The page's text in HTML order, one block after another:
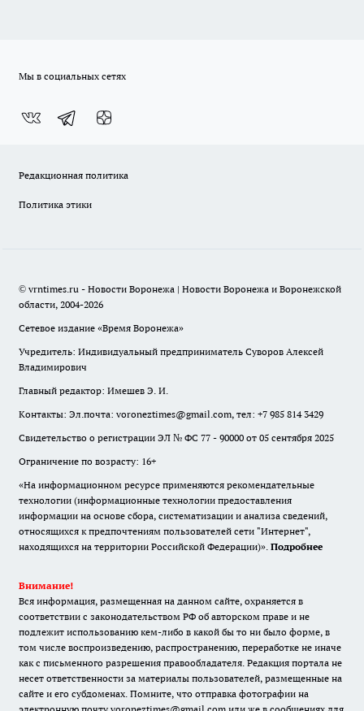
Мы в социальных сетях
Редакционная политика
Политика этики
© vrntimes.ru - Новости Воронежа | Новости Воронежа и Воронежской
области, 2004-2026
Сетевое издание «Время Воронежа»
Учредитель: Индивидуальный предприниматель Суворов Алексей
Владимирович
Главный редактор: Имешев Э. И.
Контакты: Эл.почта: voroneztimes@gmail.com, тел: +7 985 814 3429
Свидетельство о регистрации ЭЛ № ФС 77 - 90000 от 05 сентября 2025
Ограничение по возрасту: 16+
«На информационном ресурсе применяются рекомендательные
технологии (информационные технологии предоставления
информации на основе сбора, систематизации и анализа сведений,
относящихся к предпочтениям пользователей сети "Интернет",
находящихся на территории Российской Федерации)». Подробнее
Внимание!
Вся информация, размещенная на данном сайте, охраняется в
соответствии с законодательством РФ об авторском праве и не
подлежит использованию кем-либо в какой бы то ни было форме, в
том числе воспроизведению, распространению, переработке не иначе
как с письменного разрешения правообладателя. Редакция портала не
несет ответственности за материалы пользователей, размещенные на
сайте и его субдоменах. Помните, что отправка фотографии на